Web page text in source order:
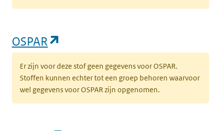
OSPAR
Er zijn voor deze stof geen gegevens voor OSPAR.
Stoffen kunnen echter tot een groep behoren waarvoor
wel gegevens voor OSPAR zijn opgenomen.